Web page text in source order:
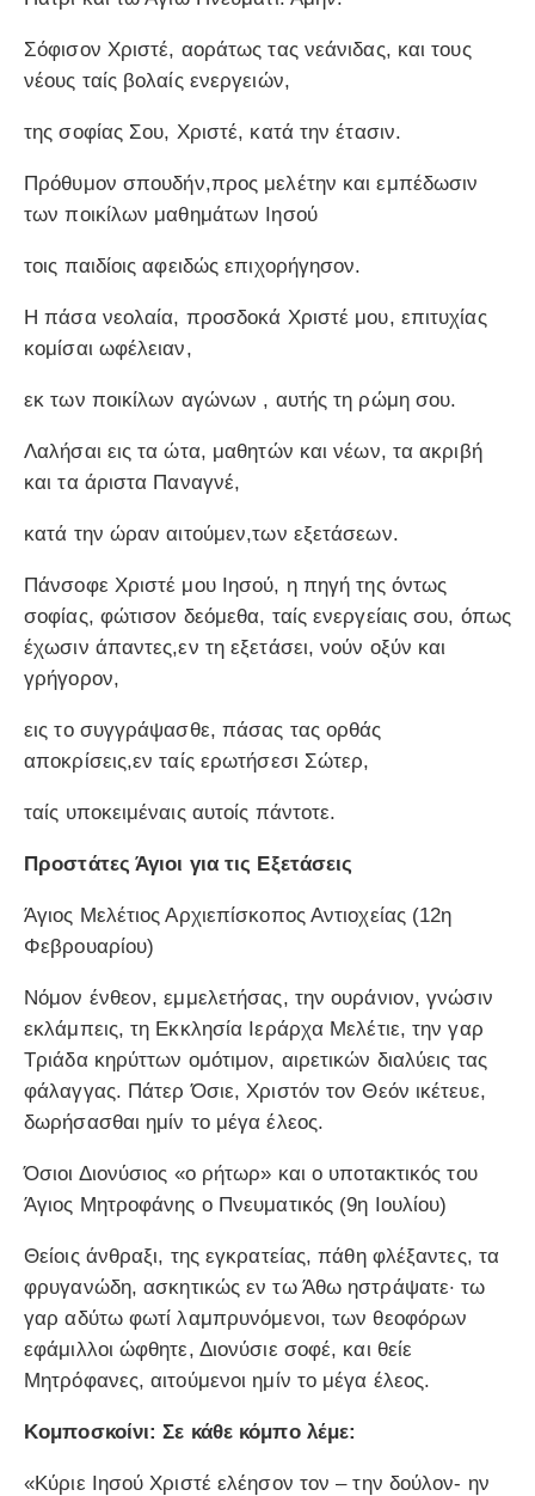
Σόφισον Χριστέ, αοράτως τας νεάνιδας, και τους
νέους ταίς βολαίς ενεργειών,
της σοφίας Σου, Χριστέ, κατά την έτασιν.
Πρόθυμον σπουδήν,προς μελέτην και εμπέδωσιν
των ποικίλων μαθημάτων Ιησού
τοις παιδίοις αφειδώς επιχορήγησον.
Η πάσα νεολαία, προσδοκά Χριστέ μου, επιτυχίας
κομίσαι ωφέλειαν,
εκ των ποικίλων αγώνων , αυτής τη ρώμη σου.
Λαλήσαι εις τα ώτα, μαθητών και νέων, τα ακριβή
και τα άριστα Παναγνέ,
κατά την ώραν αιτούμεν,των εξετάσεων.
Πάνσοφε Χριστέ μου Ιησού, η πηγή της όντως
σοφίας, φώτισον δεόμεθα, ταίς ενεργείαις σου, όπως
έχωσιν άπαντες,εν τη εξετάσει, νούν οξύν και
γρήγορον,
εις το συγγράψασθε, πάσας τας ορθάς
αποκρίσεις,εν ταίς ερωτήσεσι Σώτερ,
ταίς υποκειμέναις αυτοίς πάντοτε.
Προστάτες Άγιοι για τις Εξετάσεις
Άγιος Μελέτιος Αρχιεπίσκοπος Αντιοχείας (12η
Φεβρουαρίου)
Νόμον ένθεον, εμμελετήσας, την ουράνιον, γνώσιν
εκλάμπεις, τη Εκκλησία Ιεράρχα Μελέτιε, την γαρ
Τριάδα κηρύττων ομότιμον, αιρετικών διαλύεις τας
φάλαγγας. Πάτερ Όσιε, Χριστόν τον Θεόν ικέτευε,
δωρήσασθαι ημίν το μέγα έλεος.
Όσιοι Διονύσιος «ο ρήτωρ» και ο υποτακτικός του
Άγιος Μητροφάνης ο Πνευματικός (9η Ιουλίου)
Θείοις άνθραξι, της εγκρατείας, πάθη φλέξαντες, τα
φρυγανώδη, ασκητικώς εν τω Άθω ηστράψατε· τω
γαρ αδύτω φωτί λαμπρυνόμενοι, των θεοφόρων
εφάμιλλοι ώφθητε, Διονύσιε σοφέ, και θείε
Μητρόφανες, αιτούμενοι ημίν το μέγα έλεος.
Κομποσκοίνι: Σε κάθε κόμπο λέμε:
«Κύριε Ιησού Χριστέ ελέησον τον – την δούλον- ην